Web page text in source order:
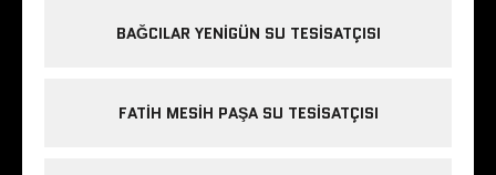
BAĞCILAR YENIGÜN SU TESISATÇISI
FATIH MESIH PAŞA SU TESISATÇISI